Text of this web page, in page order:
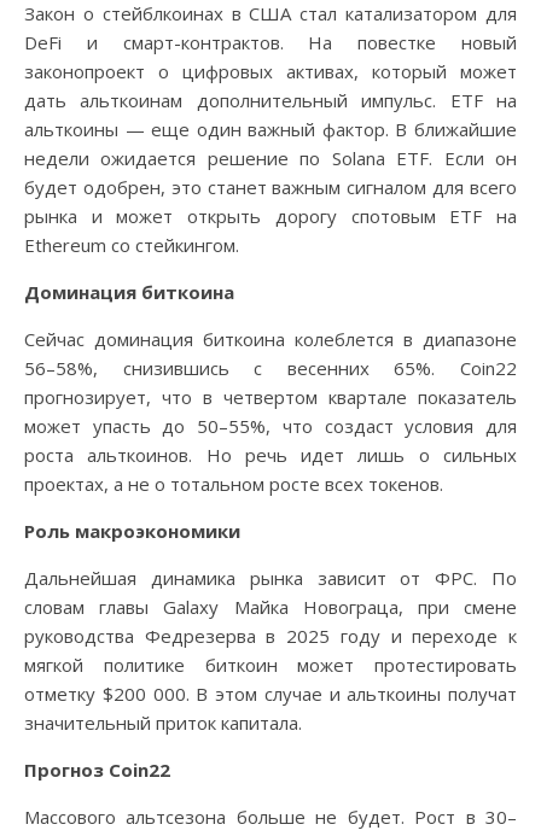
Закон о стейблкоинах в США стал катализатором для
DeFi и смарт-контрактов. На повестке новый
законопроект о цифровых активах, который может
дать альткоинам дополнительный импульс. ETF на
альткоины — еще один важный фактор. В ближайшие
недели ожидается решение по Solana ETF. Если он
будет одобрен, это станет важным сигналом для всего
рынка и может открыть дорогу спотовым ETF на
Ethereum со стейкингом.
Доминация биткоина
Сейчас доминация биткоина колеблется в диапазоне
56–58%, снизившись с весенних 65%. Coin22
прогнозирует, что в четвертом квартале показатель
может упасть до 50–55%, что создаст условия для
роста альткоинов. Но речь идет лишь о сильных
проектах, а не о тотальном росте всех токенов.
Роль макроэкономики
Дальнейшая динамика рынка зависит от ФРС. По
словам главы Galaxy Майка Новограца, при смене
руководства Федрезерва в 2025 году и переходе к
мягкой политике биткоин может протестировать
отметку $200 000. В этом случае и альткоины получат
значительный приток капитала.
Прогноз Coin22
Массового альтсезона больше не будет. Рост в 30–